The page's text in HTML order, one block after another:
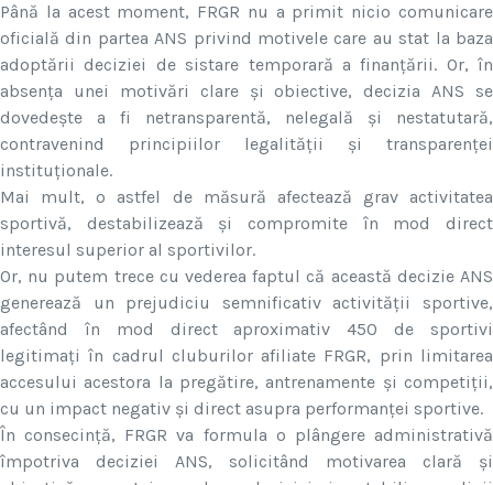
Până la acest moment, FRGR nu a primit nicio comunicare
oficială din partea ANS privind motivele care au stat la baza
adoptării deciziei de sistare temporară a finanțării. Or, în
absența unei motivări clare și obiective, decizia ANS se
dovedește a fi netransparentă, nelegală și nestatutară,
contravenind principiilor legalității și transparenței
instituționale.
Mai mult, o astfel de măsură afectează grav activitatea
sportivă, destabilizează și compromite în mod direct
interesul superior al sportivilor.
Or, nu putem trece cu vederea faptul că această decizie ANS
generează un prejudiciu semnificativ activității sportive,
afectând în mod direct aproximativ 450 de sportivi
legitimați în cadrul cluburilor afiliate FRGR, prin limitarea
accesului acestora la pregătire, antrenamente și competiții,
cu un impact negativ și direct asupra performanței sportive.
În consecință, FRGR va formula o plângere administrativă
împotriva deciziei ANS, solicitând motivarea clară și